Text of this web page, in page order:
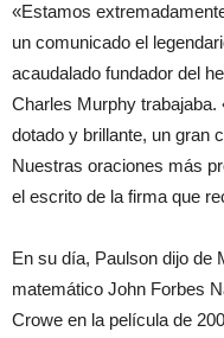
«Estamos
un comunicado el
acaudalado fundador del
Charles Murphy
dotado y brillante, un gran
Nuestras oraciones más
el escrito de la firma que
En su día, Paulson dijo de
matemático John Forbes
Crowe en la película de